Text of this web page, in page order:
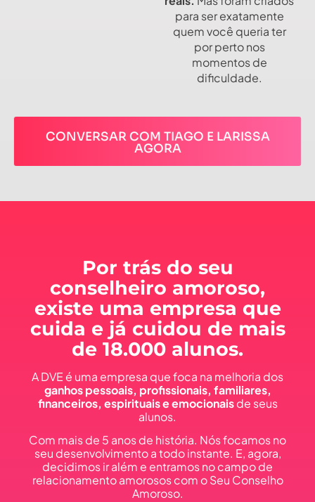
para ser exatamente
quem você queria ter
por perto nos
momentos de
dificuldade.
CONVERSAR COM TIAGO E LARISSA
AGORA
Por trás do seu
conselheiro amoroso,
existe uma empresa que
cuida e já cuidou de mais
de 18.000 alunos.
A DVE é uma empresa que foca na melhoria dos
ganhos pessoais, profissionais, familiares,
financeiros, espirituais e emocionaisde seus
alunos.
Com mais de 5 anos de história. Nós focamos no
seu desenvolvimento a todo instante. E, agora,
decidimos ir além e entramos no campo de
relacionamento amorosos com o Seu Conselho
Amoroso.